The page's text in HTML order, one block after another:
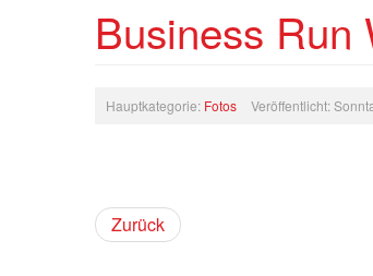
Business Run
Hauptkategorie: Fotos Veröffentlicht:
Zurück